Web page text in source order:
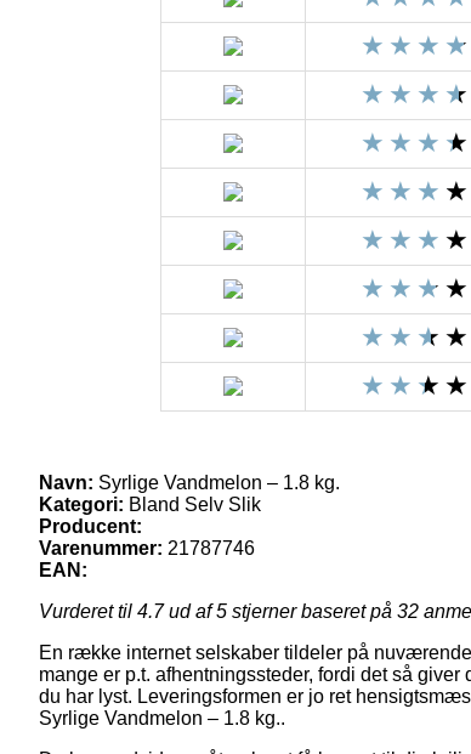
Navn: Syrlige Vandmelon – 1.8 kg.
Kategori: Bland Selv Slik
Producent:
Varenummer: 21787746
EAN:
Vurderet til 4.7ud af 5 stjerner baseret på 32
En række internet selskaber tildeler på
mange er p.t. afhentningssteder, fordi det så
du har lyst. Leveringsformen er jo ret
Syrlige Vandmelon – 1.8 kg..